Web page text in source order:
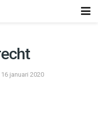
januari 2020